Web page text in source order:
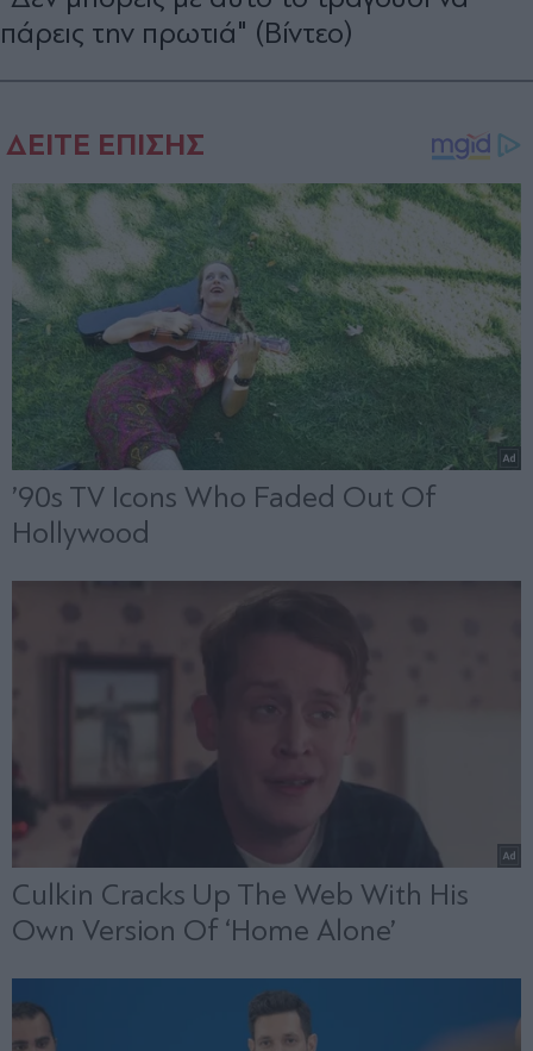
πάρεις την πρωτιά" (Βίντεο)